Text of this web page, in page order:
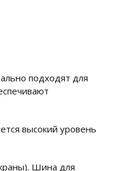
подходят для
высокий уровень
Шина для